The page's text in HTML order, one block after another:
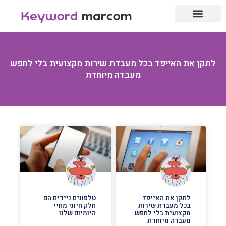
לתקן את האייפד בכל מעבדת שירות מקצועית בלי לחפש
מעבדה מיוחדת
לתקן את האייפד
בכל מעבדת שירות
מקצועית בלי לחפש
מעבדה מיוחדת
טלפונים ניידים הם
חלק חיוני מחיי
היומיום שלנו